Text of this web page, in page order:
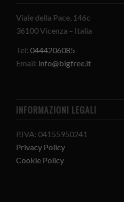
Viale della Pace, 146c
36100 Vicenza – Italia
Tel:0444206085
Email: info@bigfree.it
INFORMAZIONI LEGALI
P.IVA: 04155950241
Privacy Policy
Cookie Policy